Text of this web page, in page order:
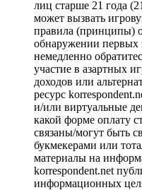
лиц старше 21 года
может вызвать
правила (принципы)
обнаружении первых
немедленно
участие в азартных
доходов или
ресурс
и/или виртуальные
какой форме оплату
связаны/могут быть
букмекерами или
материалы на
korrespondent.net
информационных